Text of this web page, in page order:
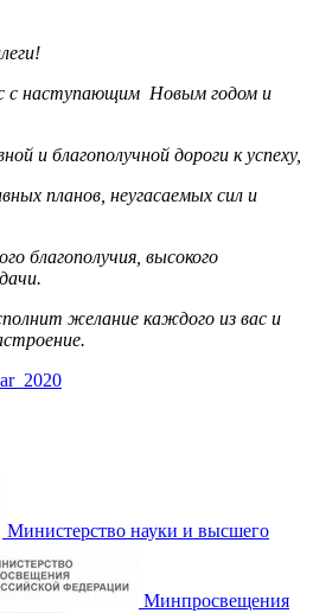
с наступающим Новым годом и
и благополучной дороги к успеху,
планов, неугасаемых сил и
благополучия, высокого
желание каждого из вас и
Министерство науки и высшего
Минпросвещения